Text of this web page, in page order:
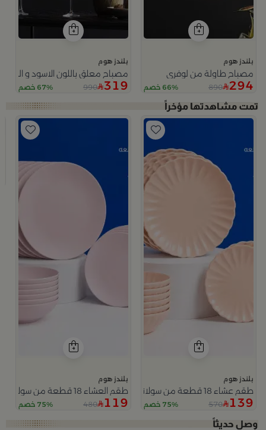
بلندز هوم
مصباح طاولة من لوفري
294
890 66% خصم
بلندز هوم
مصباح معلق باللون الاسود و
319
990 67% خصم
بلندز هوم
طقم عشاء 18 قطعة من سولانا
139
570 75% خصم
بلندز هوم
طقم العشاء 18 قطعة من سولانا
119
480 75% خصم